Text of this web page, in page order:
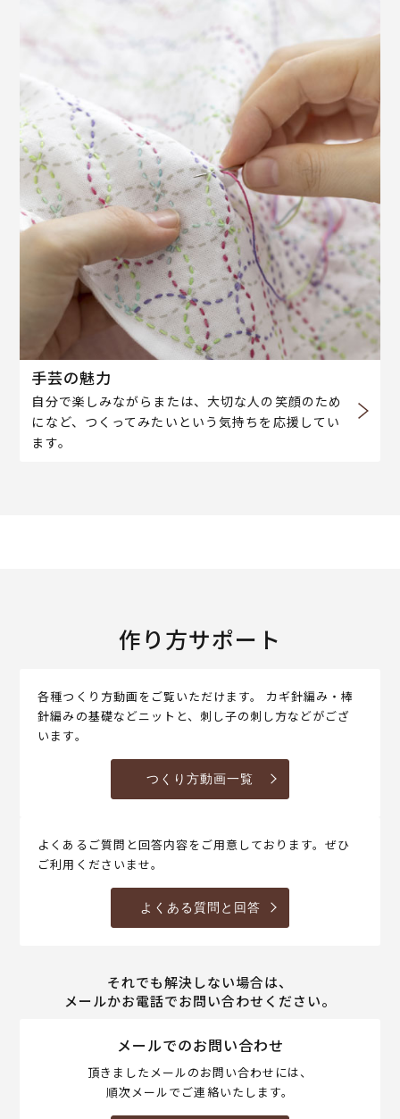
手芸の魅力
自分で楽しみながらまたは、大切な人の笑顔のため
になど、つくってみたいという気持ちを応援してい
ます。
作り方サポート
各種つくり方動画をご覧いただけます。 カギ針編み・棒
針編みの基礎などニットと、刺し子の刺し方などがござ
います。
つくり方動画一覧
よくあるご質問と回答内容をご用意しております。ぜひ
ご利用くださいませ。
よくある質問と回答
それでも解決しない場合は、
メールかお電話でお問い合わせください。
メールでのお問い合わせ
頂きましたメールのお問い合わせには、
順次メールでご連絡いたします。